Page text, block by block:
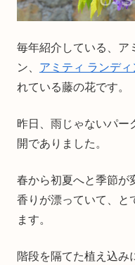
毎年紹介している、ア
ン、 アミティ ランデ
れている藤の花です。
昨日、雨じゃないパー
開でありました。
春から初夏へと季節が
香りが漂っていて、と
ます。
階段を隔てた植え込み